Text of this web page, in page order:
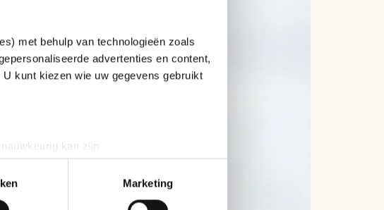
met behulp van technologieën zoals
advertenties en content,
kunt kiezen wie uw gegevens gebruikt
kan zijn
(fingerprinting)
in het
detailgedeeltein. U kunt uw
Marketing